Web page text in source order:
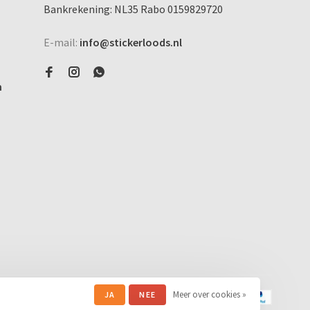
Bankrekening: NL35 Rabo 0159829720
E-mail: info@stickerloods.nl
JA NEE Meer over cookies »